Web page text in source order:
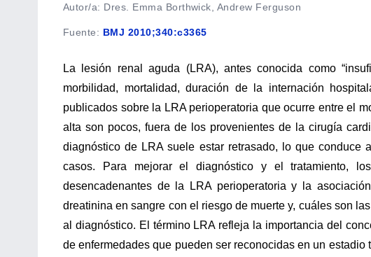
Autor/a: Dres. Emma Borthwick, Andrew Ferguson
Fuente: BMJ 2010;340:c3365
La lesión renal aguda (LRA), antes conocida como
morbilidad, mortalidad, duración de la internación
publicados sobre la LRA perioperatoria que ocurre entre el
alta son pocos, fuera de los provenientes de la cirugía
diagnóstico de LRA suele estar retrasado, lo que conduce
casos. Para mejorar el diagnóstico y el tratamiento,
desencadenantes de la LRA perioperatoria y la
dreatinina en sangre con el riesgo de muerte y, cuáles son
al diagnóstico. El término LRA refleja la importancia del
de enfermedades que pueden ser reconocidas en un estadio